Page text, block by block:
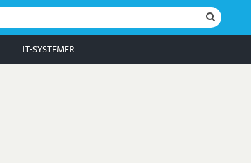
IT-SYSTEMER